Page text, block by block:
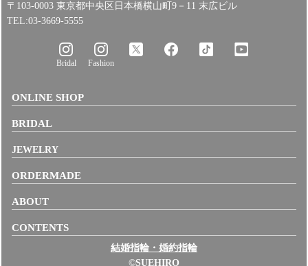
〒103-0003 東京都中央区日本橋横山町9－11 末広ビル
TEL:03-3669-5555
Bridal Fashion
ONLINE SHOP
BRIDAL
JEWELRY
ORDERMADE
ABOUT
CONTENTS
結婚指輪・婚約指輪
©SUEHIRO